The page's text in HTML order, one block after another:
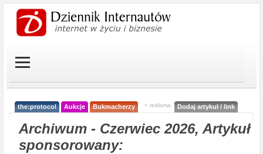
the:protocol Aukcje Bukmacherzy < reklama Dodaj artykuł / link
Archiwum - Czerwiec 2026, Artykuł
sponsorowany: